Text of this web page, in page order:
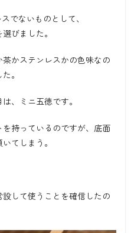
でないものとして、
びました。
かステンレスかの色味なの
。
、ミニ五徳です。
持っているのですが、底面
てしまう。
して使うことを確信したの